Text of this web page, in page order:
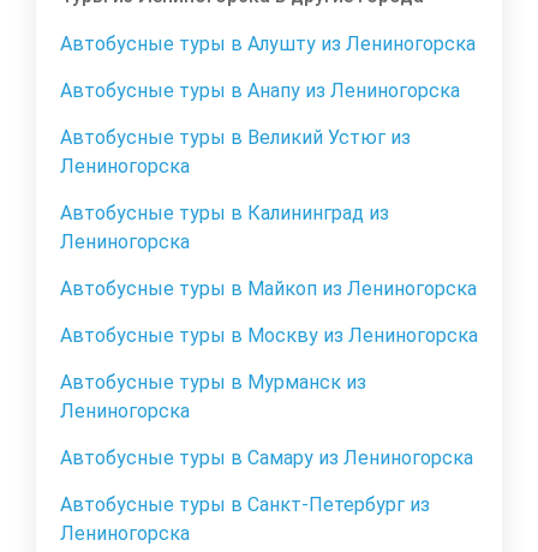
Автобусные туры в Алушту из Лениногорска
Автобусные туры в Анапу из Лениногорска
Автобусные туры в Великий Устюг из
Лениногорска
Автобусные туры в Калининград из
Лениногорска
Автобусные туры в Майкоп из Лениногорска
Автобусные туры в Москву из Лениногорска
Автобусные туры в Мурманск из
Лениногорска
Автобусные туры в Самару из Лениногорска
Автобусные туры в Санкт-Петербург из
Лениногорска